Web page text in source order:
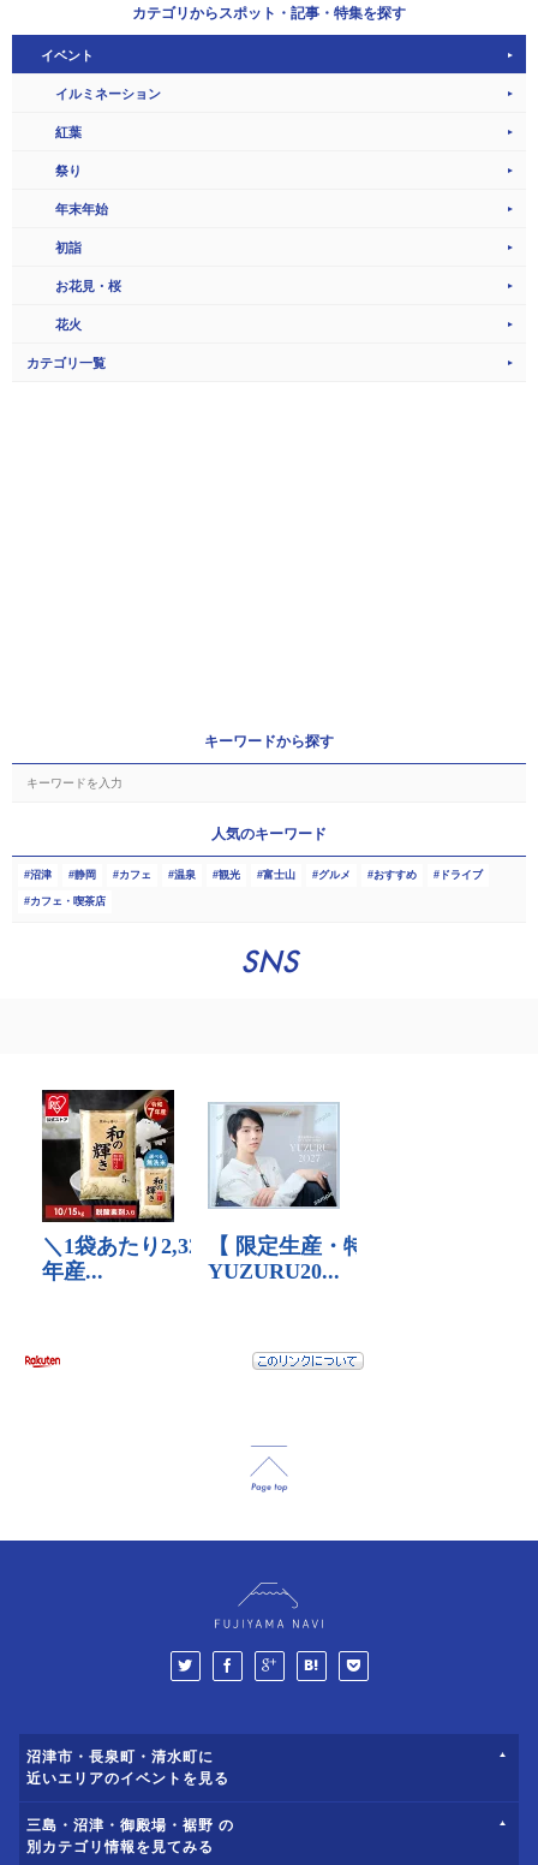
カテゴリからスポット・記事・特集を探す
イベント
イルミネーション
紅葉
祭り
年末年始
初詣
お花見・桜
花火
カテゴリ一覧
キーワードから探す
人気のキーワード
沼津 静岡 カフェ 温泉 観光 富士山 グルメ おすすめ ドライブ
カフェ・喫茶店
SNS
沼津市・長泉町・清水町に
近いエリアのイベントを見る
三島・沼津・御殿場・裾野 の
別カテゴリ情報を見てみる